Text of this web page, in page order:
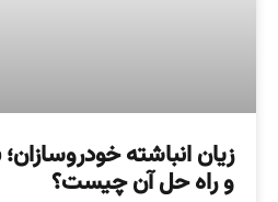
زیان انباشته
و راه حل آن چیست؟